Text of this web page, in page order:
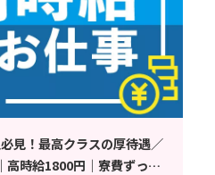
見！最高クラスの厚待遇／
高時給1800円｜寮費ずっと